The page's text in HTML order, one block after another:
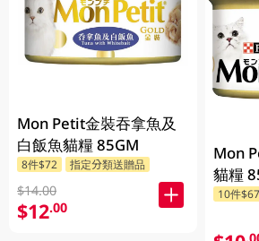
Mon Petit金裝吞拿魚及
白飯魚貓糧 85GM
8件$72 指定分類送贈品
$14.00
$12.00
Mon
貓糧
10件$67